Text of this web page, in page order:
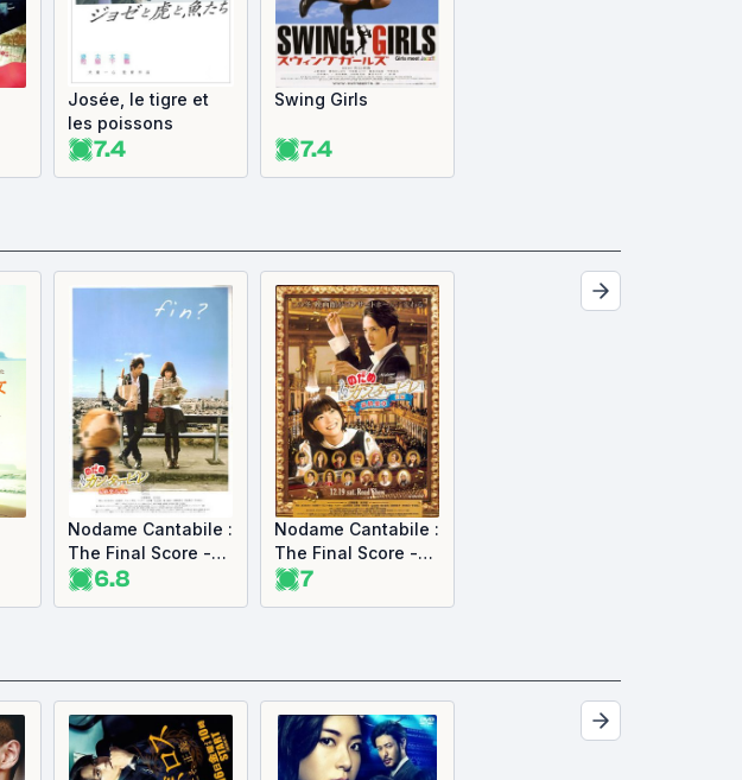
Josée, le tigre et
les poissons
7.4
Swing Girls
7.4
Nodame Cantabile :
The Final Score -
Part 2
6.8
Nodame Cantabile :
The Final Score -
Part 1
7